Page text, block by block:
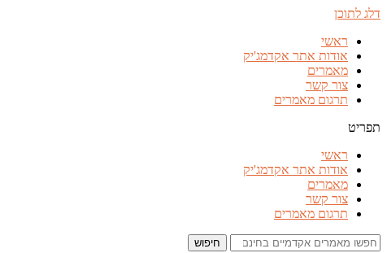
דלג לתוכן
ראשי
אודות אתר אקדמג'יק
מאמרים
צור קשר
תרגום מאמרים
תפריט
ראשי
אודות אתר אקדמג'יק
מאמרים
צור קשר
תרגום מאמרים
חיפוש